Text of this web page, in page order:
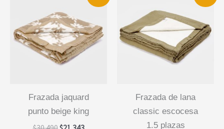
frazada jaquard
punto beige king
frazada de lana
classic escocesa
1.5 plazas